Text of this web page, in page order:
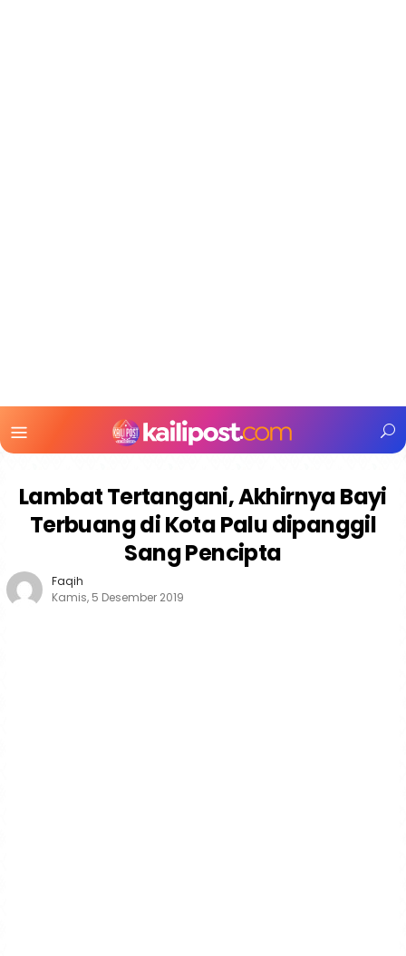
Mobile
Lambat Tertangani, Akhirnya Bayi
Terbuang di Kota Palu dipanggil
Sang Pencipta
Faqih
Kamis, 5 Desember 2019